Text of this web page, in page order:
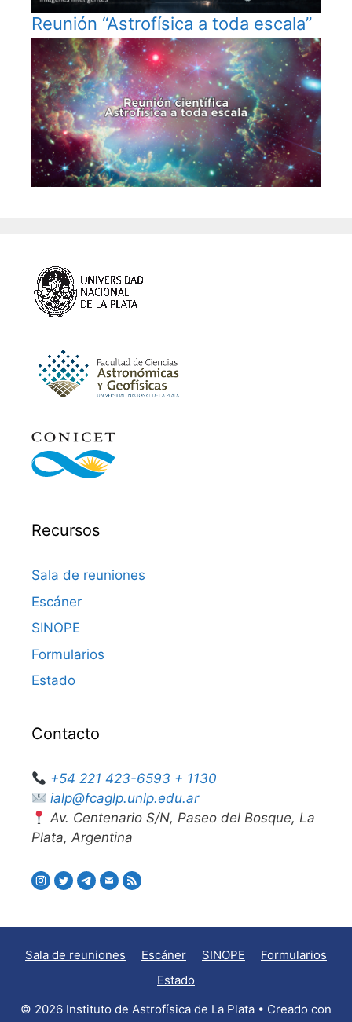
Reunión “Astrofísica a toda escala”
Recursos
Sala de reuniones
Escáner
SINOPE
Formularios
Estado
Contacto
+54 221 423-6593 + 1130
ialp@fcaglp.unlp.edu.ar
Av. Centenario S/N, Paseo del Bosque, La
Plata, Argentina
Sala de reuniones Escáner SINOPE
Formularios
Estado
© 2026 Instituto de Astrofísica de La Plata • Creado con